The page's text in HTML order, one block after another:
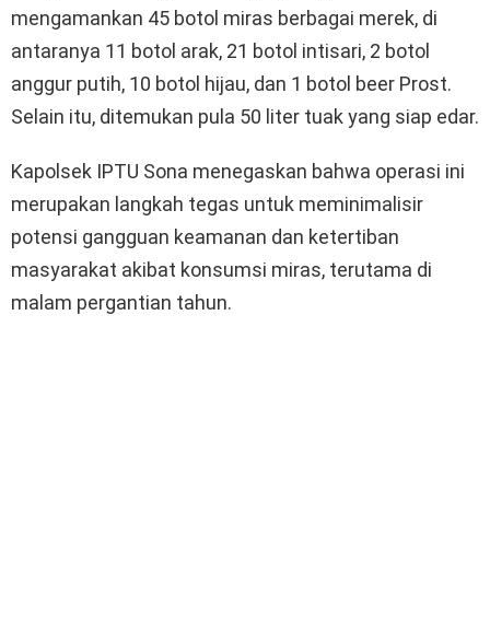
mengamankan 45 botol miras berbagai merek, di
antaranya 11 botol arak, 21 botol intisari, 2 botol
anggur putih, 10 botol hijau, dan 1 botol beer Prost.
Selain itu, ditemukan pula 50 liter tuak yang siap edar.
Kapolsek IPTU Sona menegaskan bahwa operasi ini
merupakan langkah tegas untuk meminimalisir
potensi gangguan keamanan dan ketertiban
masyarakat akibat konsumsi miras, terutama di
malam pergantian tahun.